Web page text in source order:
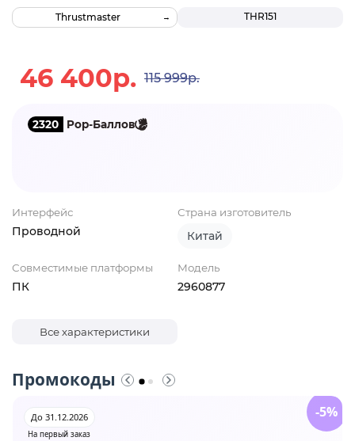
THR151
Thrustmaster
46 400р. 115 999р.
2320 Pop-Баллов
Интерфейс
Проводной
Страна изготовитель
Китай
Совместимые платформы
ПК
Модель
2960877
Все характеристики
Промокоды
На первый заказ
До 31.12.2026 -5%